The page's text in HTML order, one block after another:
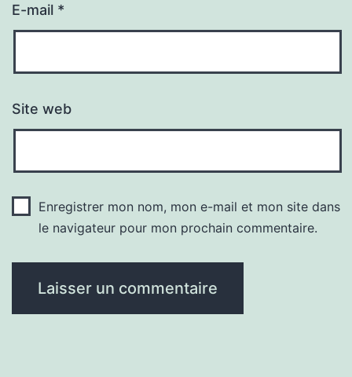
E-mail *
Site web
Enregistrer mon nom, mon e-mail et mon site dans
le navigateur pour mon prochain commentaire.